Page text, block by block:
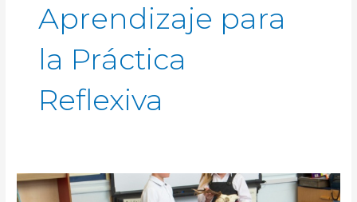
Aprendizaje para
la Práctica
Reflexiva
Atreverse
a